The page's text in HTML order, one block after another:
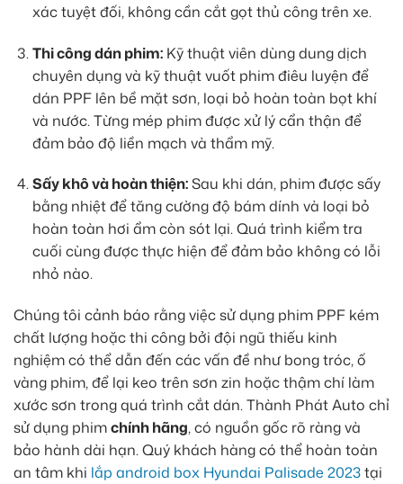
xác tuyệt đối, không cần cắt gọt thủ công trên xe.
Thi công dán phim:Kỹ thuật viên dùng dung dịch
chuyên dụng và kỹ thuật vuốt phim điêu luyện để
dán PPF lên bề mặt sơn, loại bỏ hoàn toàn bọt khí
và nước. Từng mép phim được xử lý cẩn thận để
đảm bảo độ liền mạch và thẩm mỹ.
Sấy khô và hoàn thiện:Sau khi dán, phim được sấy
bằng nhiệt để tăng cường độ bám dính và loại bỏ
hoàn toàn hơi ẩm còn sót lại. Quá trình kiểm tra
cuối cùng được thực hiện để đảm bảo không có lỗi
nhỏ nào.
Chúng tôi cảnh báo rằng việc sử dụng phim PPF kém
chất lượng hoặc thi công bởi đội ngũ thiếu kinh
nghiệm có thể dẫn đến các vấn đề như bong tróc, ố
vàng phim, để lại keo trên sơn zin hoặc thậm chí làm
xước sơn trong quá trình cắt dán. Thành Phát Auto chỉ
sử dụng phimchính hãng, có nguồn gốc rõ ràng và
bảo hành dài hạn. Quý khách hàng có thể hoàn toàn
an tâm khi lắp android box Hyundai Palisade 2023tại